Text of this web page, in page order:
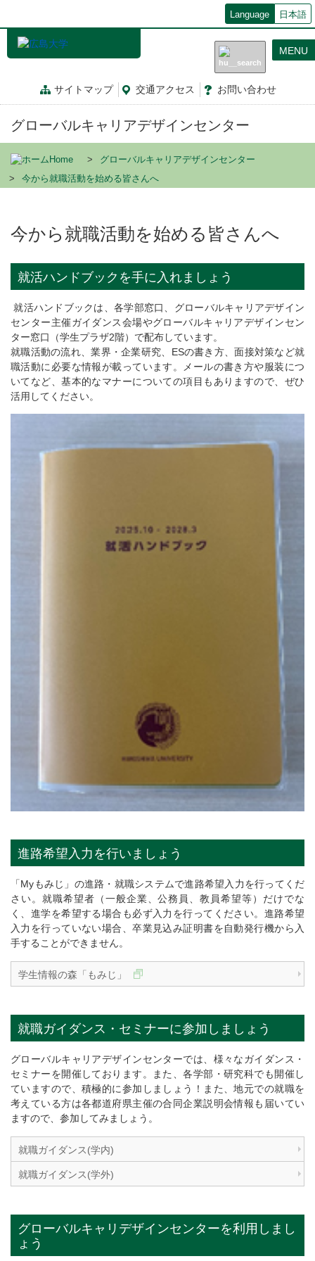
Language 日本語
サイトマップ 交通アクセス お問い合わせ
MENU
グローバルキャリアデザインセンター
Home
グローバルキャリアデザインセンター
今から就職活動を始める皆さんへ
今から就職活動を始める皆さんへ
就活ハンドブックを手に入れましょう
就活ハンドブックは、各学部窓口、グローバルキャリアデザイン
センター主催ガイダンス会場やグローバルキャリアデザインセン
ター窓口（学生プラザ2階）で配布しています。
就職活動の流れ、業界・企業研究、ESの書き方、面接対策など就
職活動に必要な情報が載っています。メールの書き方や服装につ
いてなど、基本的なマナーについての項目もありますので、ぜひ
活用してください。
進路希望入力を行いましょう
「Myもみじ」の進路・就職システムで進路希望入力を行ってくだ
さい。就職希望者（一般企業、公務員、教員希望等）だけでな
く、進学を希望する場合も必ず入力を行ってください。進路希望
入力を行っていない場合、卒業見込み証明書を自動発行機から入
手することができません。
学生情報の森「もみじ」
就職ガイダンス・セミナーに参加しましょう
グローバルキャリアデザインセンターでは、様々なガイダンス・
セミナーを開催しております。また、各学部・研究科でも開催し
ていますので、積極的に参加しましょう！また、地元での就職を
考えている方は各都道府県主催の合同企業説明会情報も届いてい
ますので、参加してみましょう。
就職ガイダンス(学内)
就職ガイダンス(学外)
グローバルキャリデザインセンターを利用しまし
ょう